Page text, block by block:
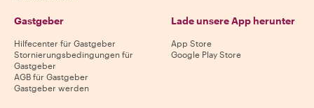
Gastgeber
Hilfecenter für Gastgeber
Stornierungsbedingungen für
Gastgeber
AGB für Gastgeber
Gastgeber werden
Lade unsere App herunter
App Store
Google Play Store